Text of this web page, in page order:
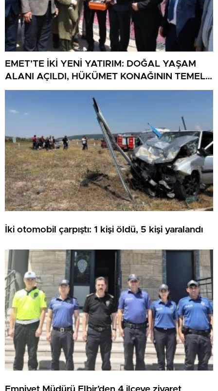
EMET’TE İKİ YENİ YATIRIM: DOĞAL YAŞAM
ALANI AÇILDI, HÜKÜMET KONAĞININ TEMELİ
ATILDI
İki otomobil çarpıştı: 1 kişi öldü, 5 kişi yaralandı